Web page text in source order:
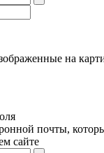
на
почты,
сайте